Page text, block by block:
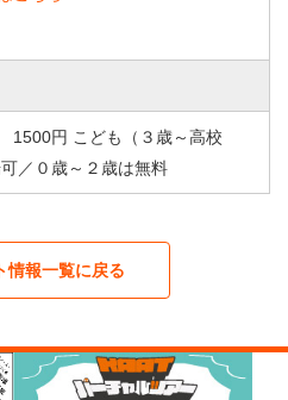
1500円 こども（３歳～高校
／０歳～２歳は無料
情報一覧に戻る